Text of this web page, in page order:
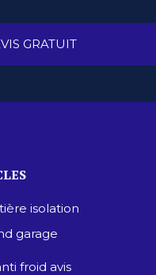
GRATUIT
isolation
garage
froid avis